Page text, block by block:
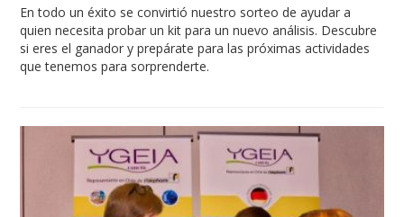
En todo un éxito se convirtió nuestro sorteo de ayudar a
quien necesita probar un kit para un nuevo análisis. Descubre
si eres el ganador y prepárate para las próximas actividades
que tenemos para sorprenderte.